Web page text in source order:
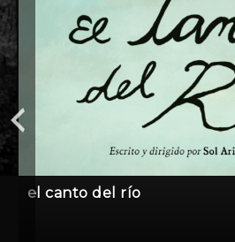
el canto del río